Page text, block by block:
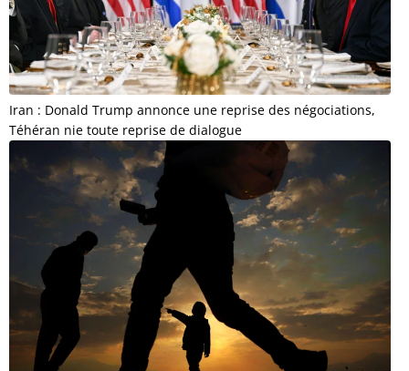
Iran : Donald Trump annonce une reprise des négociations,
Téhéran nie toute reprise de dialogue